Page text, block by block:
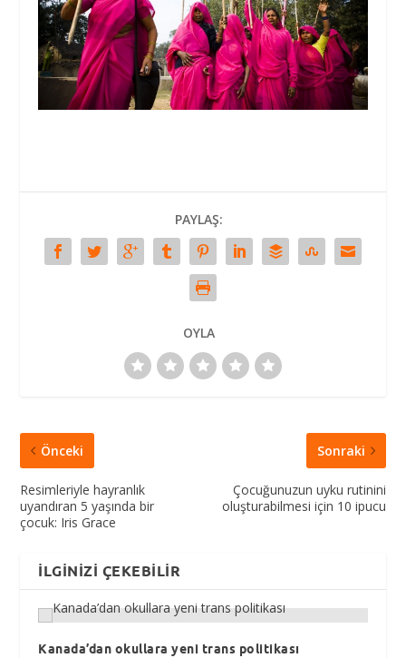
PAYLAŞ:
OYLA
Önceki
Resimleriyle hayranlık
uyandıran 5 yaşında bir
çocuk: Iris Grace
Sonraki
Çocuğunuzun uyku rutinini
oluşturabilmesi için 10 ipucu
İLGINIZI ÇEKEBILIR
Kanada’dan okullara yeni trans politikası